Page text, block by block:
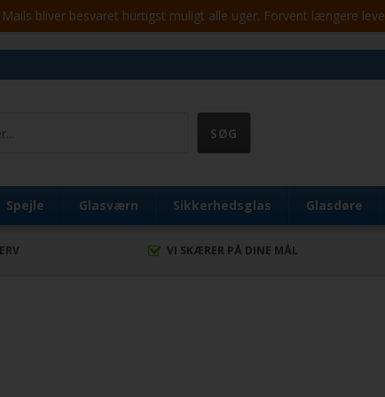
bliver besvaret hurtigst muligt alle uger. Forvent længere
Spejle Glasværn Sikkerhedsglas Glasdøre
VI SKÆRER PÅ DINE MÅL